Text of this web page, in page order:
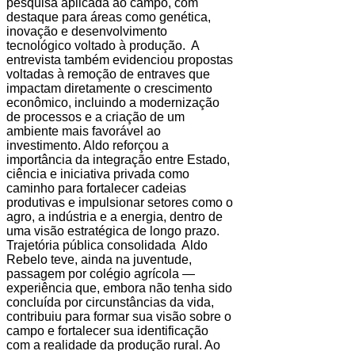
destaque para áreas como genética,
inovação e desenvolvimento
tecnológico voltado à produção. A
entrevista também evidenciou propostas
voltadas à remoção de entraves que
impactam diretamente o crescimento
econômico, incluindo a modernização
de processos e a criação de um
ambiente mais favorável ao
investimento. Aldo reforçou a
importância da integração entre Estado,
ciência e iniciativa privada como
caminho para fortalecer cadeias
produtivas e impulsionar setores como o
agro, a indústria e a energia, dentro de
uma visão estratégica de longo prazo.
Trajetória pública consolidada Aldo
Rebelo teve, ainda na juventude,
passagem por colégio agrícola —
experiência que, embora não tenha sido
concluída por circunstâncias da vida,
contribuiu para formar sua visão sobre o
campo e fortalecer sua identificação
com a realidade da produção rural. Ao